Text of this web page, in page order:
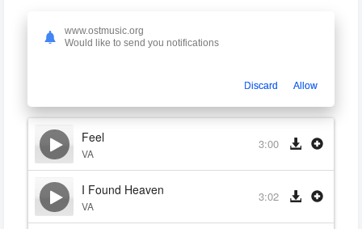
Быть лучше: История Робби Уильямса
Better Man
Feel
VA
3:00
I Found Heaven
VA
3:02
www.ostmusic.org
Would like to send you notifications
Discard Allow